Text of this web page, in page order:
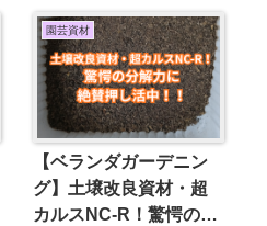
園芸資材
【ベランダガーデニン
グ】土壌改良資材・超
カルスNC-R！驚愕の分